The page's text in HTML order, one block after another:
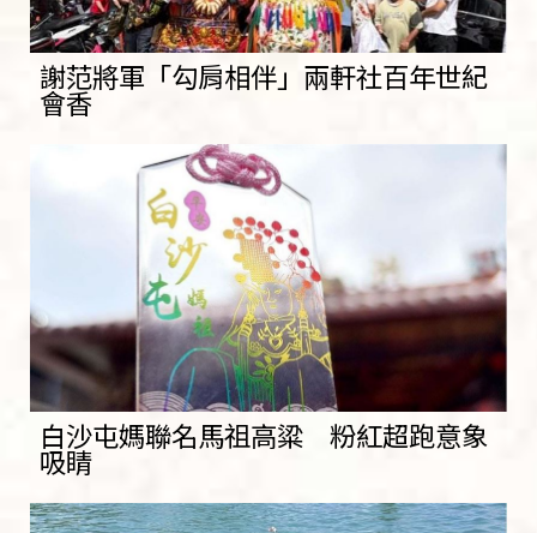
謝范將軍「勾肩相伴」兩軒社百年世紀
會香
白沙屯媽聯名馬祖高粱 粉紅超跑意象
吸睛